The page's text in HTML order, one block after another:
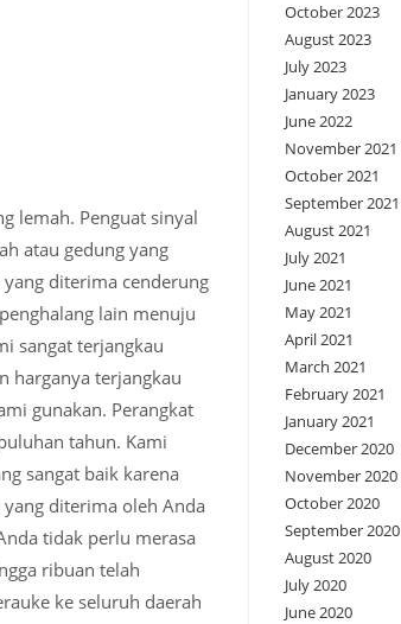
lemah. Penguat sinyal
atau gedung yang
diterima cenderung
lain menuju
sangat terjangkau
harganya terjangkau
gunakan. Perangkat
tahun. Kami
sangat baik karena
diterima oleh Anda
tidak perlu merasa
ribuan telah
ke seluruh daerah
October 2023
August 2023
July 2023
January 2023
June 2022
November 2021
October 2021
September 2021
August 2021
July 2021
June 2021
May 2021
April 2021
March 2021
February 2021
January 2021
December 2020
November 2020
October 2020
September 2020
August 2020
July 2020
June 2020